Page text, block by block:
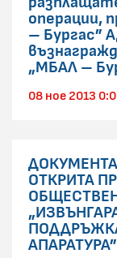
операции,
– Бургас”
„МБАЛ –
08 ное 2013
ОТКРИТА
АПАРАТУРА”